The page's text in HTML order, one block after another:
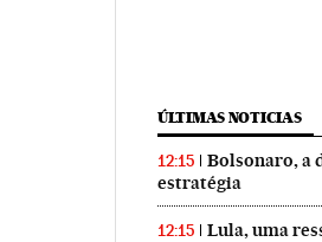
ÚLTIMAS NOTICIAS
12:15
Bolsonaro, a
estratégia
12:15 Lula, uma